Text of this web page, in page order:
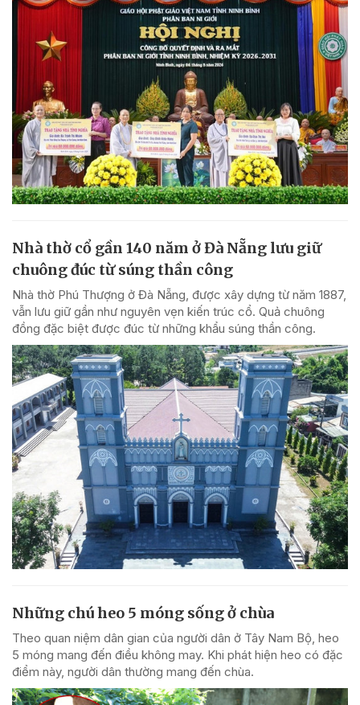
Nhà thờ cổ gần 140 năm ở Đà Nẵng lưu giữ
chuông đúc từ súng thần công
Nhà thờ Phú Thượng ở Đà Nẵng, được xây dựng từ năm 1887,
vẫn lưu giữ gần như nguyên vẹn kiến trúc cổ. Quả chuông
đồng đặc biệt được đúc từ những khẩu súng thần công.
Những chú heo 5 móng sống ở chùa
Theo quan niệm dân gian của người dân ở Tây Nam Bộ, heo
5 móng mang đến điều không may. Khi phát hiện heo có đặc
điểm này, người dân thường mang đến chùa.